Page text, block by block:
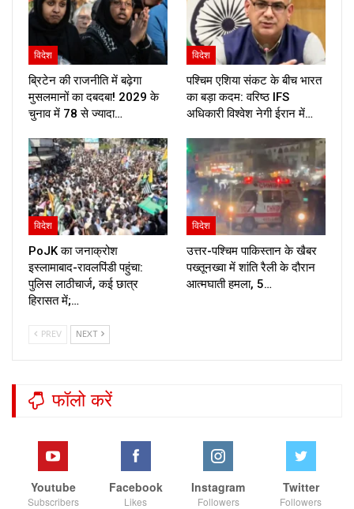
विदेश
ब्रिटेन की राजनीति में बढ़ेगा
मुसलमानों का दबदबा! 2029 के
चुनाव में 78 से ज्यादा…
विदेश
पश्चिम एशिया संकट के बीच भारत
का बड़ा कदम: वरिष्ठ IFS
अधिकारी विश्वेश नेगी ईरान में…
विदेश
PoJK का जनाक्रोश
इस्लामाबाद-रावलपिंडी पहुंचा:
पुलिस लाठीचार्ज, कई छात्र
हिरासत में;…
विदेश
उत्तर-पश्चिम पाकिस्तान के खैबर
पख्तूनख्वा में शांति रैली के दौरान
आत्मघाती हमला, 5…
PREV NEXT
फॉलो करें
Youtube
Subscribers
Facebook
Likes
Instagram
Followers
Twitter
Followers